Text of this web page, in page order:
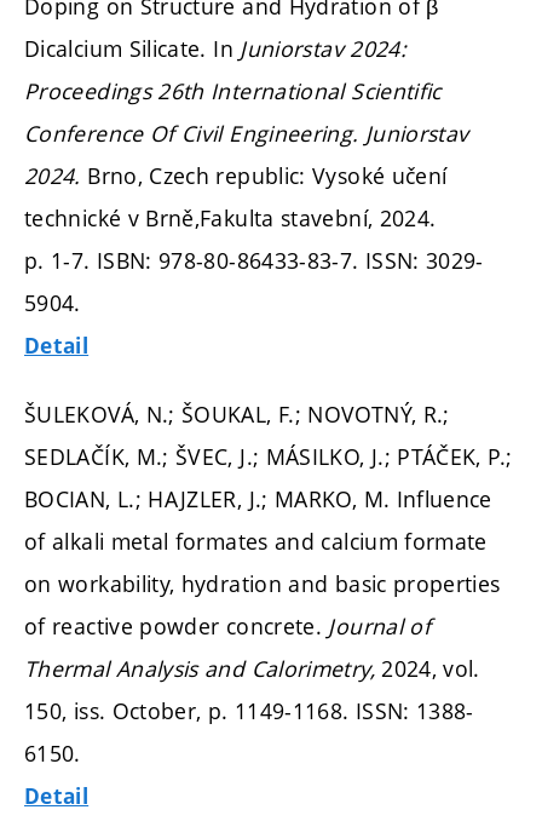
Dicalcium Silicate. In Juniorstav 2024:
Proceedings 26th International Scientific
Conference Of Civil Engineering. Juniorstav
2024. Brno, Czech republic: Vysoké učení
technické v Brně,Fakulta stavební, 2024.
p. 1-7. ISBN: 978-80-86433-83-7. ISSN: 3029-
5904.
Detail
ŠULEKOVÁ, N.; ŠOUKAL, F.; NOVOTNÝ, R.;
SEDLAČÍK, M.; ŠVEC, J.; MÁSILKO, J.; PTÁČEK, P.;
BOCIAN, L.; HAJZLER, J.; MARKO, M. Influence
of alkali metal formates and calcium formate
on workability, hydration and basic properties
of reactive powder concrete. Journal of
Thermal Analysis and Calorimetry,2024, vol.
150, iss. October, p. 1149-1168. ISSN: 1388-
6150.
Detail